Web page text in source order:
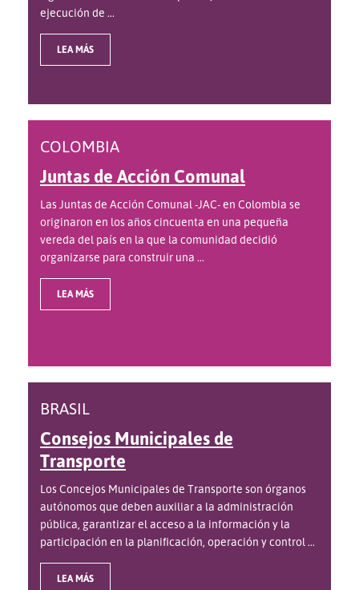
ejecución de ...
LEA MÁS
COLOMBIA
Juntas de Acción Comunal
Las Juntas de Acción Comunal -JAC- en Colombia se
originaron en los años cincuenta en una pequeña
vereda del país en la que la comunidad decidió
organizarse para construir una ...
LEA MÁS
BRASIL
Consejos Municipales de
Transporte
Los Concejos Municipales de Transporte son órganos
autónomos que deben auxiliar a la administración
pública, garantizar el acceso a la información y la
participación en la planificación, operación y control ...
LEA MÁS